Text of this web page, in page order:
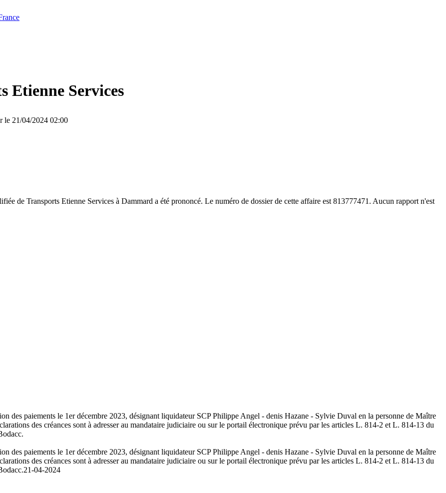
Etienne Services
le 21/04/2024 02:00
de Transports Etienne Services à Dammard a été prononcé. Le numéro de dossier de cette affaire est 813777471. Aucun rapport n'est
des paiements le 1er décembre 2023, désignant liquidateur SCP Philippe Angel - denis Hazane - Sylvie Duval en la personne de Maître
des créances sont à adresser au mandataire judiciaire ou sur le portail électronique prévu par les articles L. 814-2 et L. 814-13 du
des paiements le 1er décembre 2023, désignant liquidateur SCP Philippe Angel - denis Hazane - Sylvie Duval en la personne de Maître
des créances sont à adresser au mandataire judiciaire ou sur le portail électronique prévu par les articles L. 814-2 et L. 814-13 du
21-04-2024